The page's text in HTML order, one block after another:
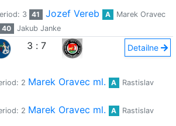
3 41 Jozef Vereb A
Marek Oravec
40 Jakub Janke
3 : 7 Detailne
2 Marek Oravec ml. A
Rastislav
2 Marek Oravec ml. A
Rastislav